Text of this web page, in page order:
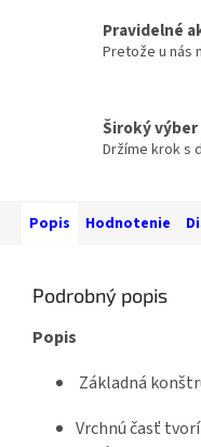
Pravidelné
Pretože u nás
Široký
Držíme krok s
Popis Hodnotenie
Podrobný popis
Popis
Základná
Vrchnú časť